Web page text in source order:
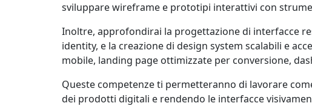
sviluppare wireframe e prototipi interattivi con
Inoltre, approfondirai la progettazione di interfacce
identity, e la creazione di design system scalabili e
mobile, landing page ottimizzate per conversione,
Queste competenze ti permetteranno di lavorare
dei prodotti digitali e rendendo le interfacce